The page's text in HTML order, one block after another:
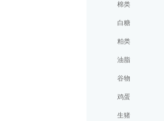
棉类
白糖
粕类
油脂
谷物
鸡蛋
生猪